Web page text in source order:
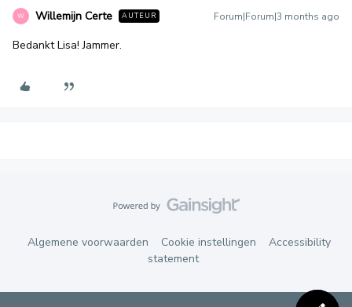
W Willemijn Certe AUTEUR Forum|Forum|3 months ago
Bedankt Lisa! Jammer.
Algemene voorwaarden Cookie instellingen
Accessibility
statement